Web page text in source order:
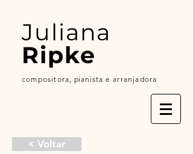
Juliana
Ripke
compositora, pianista e arranjadora
< Voltar